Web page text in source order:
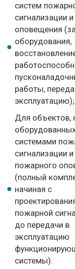
систем
сигнализации и
оповещения
оборудования,
работы,
эксплуатацию);
Для объектов,
системами
сигнализации и
пожарного
(полный
начиная с
пожарной
до передачи в
эксплуатацию
системы).